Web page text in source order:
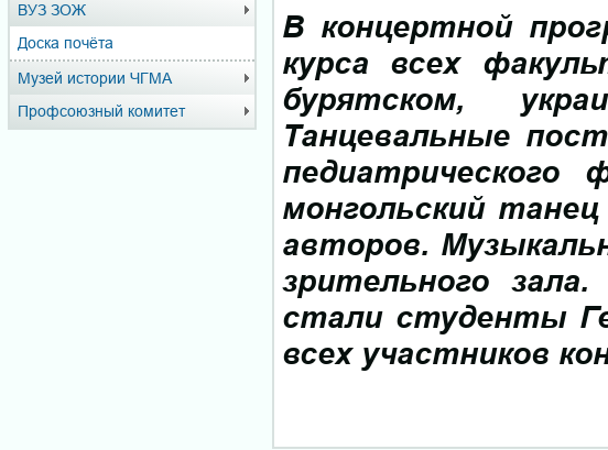
ВУЗ ЗОЖ
Доска почёта
Музей истории ЧГМА
Профсоюзный комитет
В концертной
курса всех
бурятском,
Танцевальные
монгольский
авторов.
зрительного
стали студенты
всех участников